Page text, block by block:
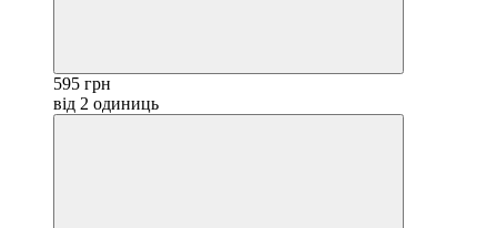
595 грн
від 2 одиниць